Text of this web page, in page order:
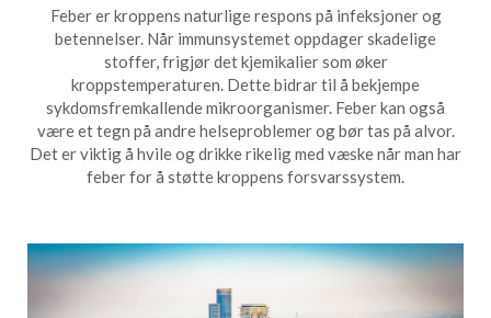
Feber er kroppens naturlige respons på infeksjoner og
betennelser. Når immunsystemet oppdager skadelige
stoffer, frigjør det kjemikalier som øker
kroppstemperaturen. Dette bidrar til å bekjempe
sykdomsfremkallende mikroorganismer. Feber kan også
være et tegn på andre helseproblemer og bør tas på alvor.
Det er viktig å hvile og drikke rikelig med væske når man har
feber for å støtte kroppens forsvarssystem.